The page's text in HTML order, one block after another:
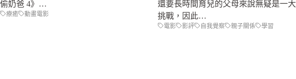
偷奶爸 4》…
療癒 動畫電影
還要長時間育兒的父母來說無疑是一大
挑戰，因此…
電影 影評 自我覺察 親子關係 學習